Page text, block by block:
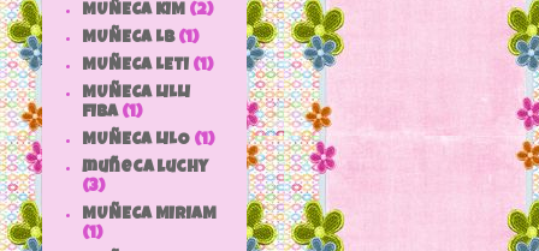
MUÑECA KIM (2)
MUÑECA LB (1)
MUÑECA LETI (1)
MUÑECA LILLI
FIBA (1)
MUÑECA LILO (1)
muñeca luchy
(3)
MUÑECA MIRIAM
(1)